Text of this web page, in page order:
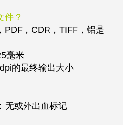
件？
PDF，CDR，TIFF，铝是
毫米
的最终输出大小
无或外出血标记